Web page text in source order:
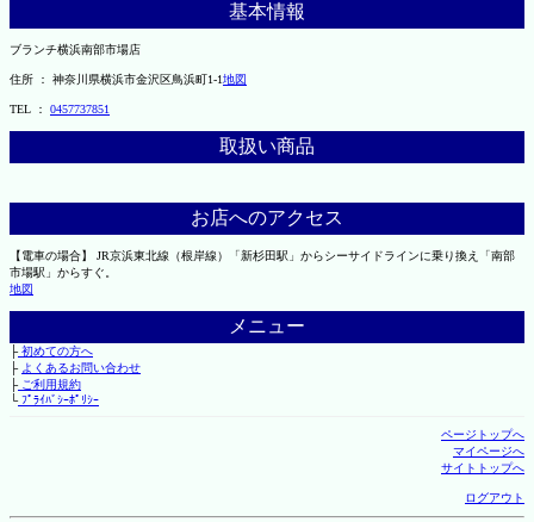
基本情報
ブランチ横浜南部市場店
住所 ： 神奈川県横浜市金沢区鳥浜町1-1地図
TEL ： 0457737851
取扱い商品
お店へのアクセス
【電車の場合】 JR京浜東北線（根岸線）「新杉田駅」からシーサイドラインに乗り換え「南部
市場駅」からすぐ。
地図
メニュー
├初めての方へ
├ よくあるお問い合わせ
├ご利用規約
└ﾌﾟﾗｲﾊﾞｼｰﾎﾟﾘｼｰ
ページトップへ
マイページへ
サイトトップへ
ログアウト